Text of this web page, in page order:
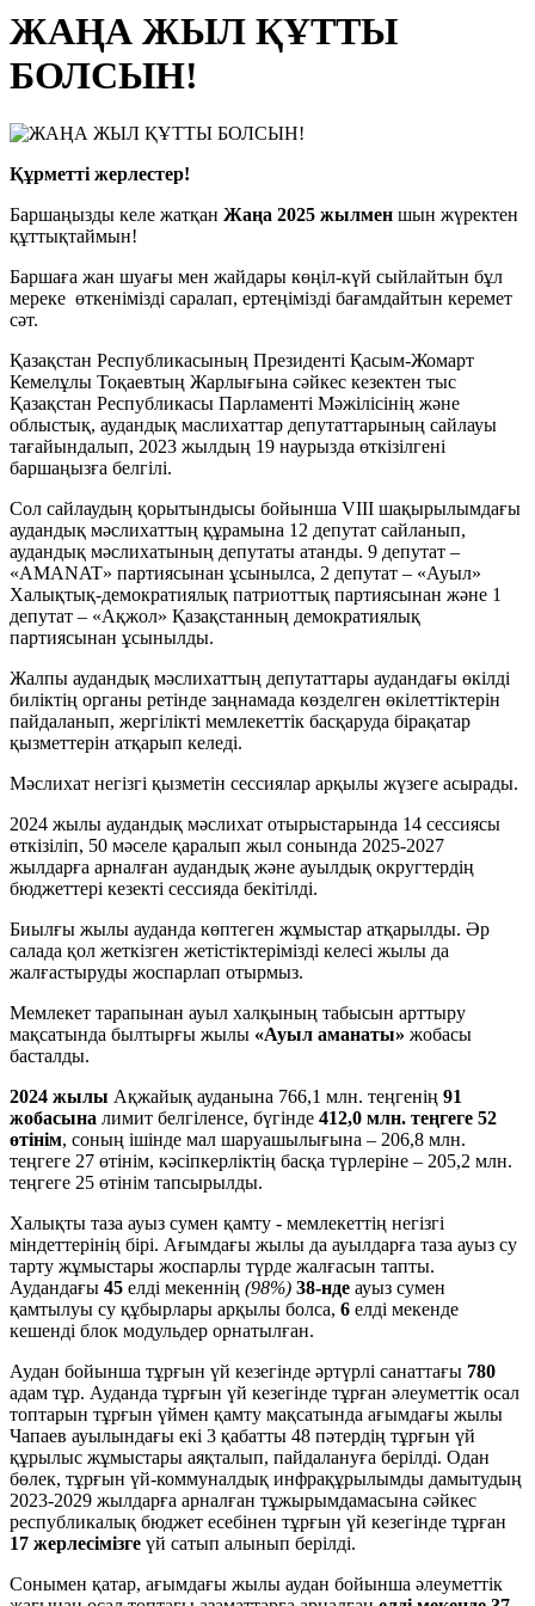
ЖАҢА ЖЫЛ ҚҰТТЫ
БОЛСЫН!
Құрметті жерлестер!
Баршаңызды келе жатқан Жаңа 2025 жылмен шын жүректен
құттықтаймын!
Баршаға жан шуағы мен жайдары көңіл-күй сыйлайтын бұл
мереке өткенімізді саралап, ертеңімізді бағамдайтын керемет
сәт.
Қазақстан Республикасының Президенті Қасым-Жомарт
Кемелұлы Тоқаевтың Жарлығына сәйкес кезектен тыс
Қазақстан Республикасы Парламенті Мәжілісінің және
облыстық, аудандық маслихаттар депутаттарының сайлауы
тағайындалып, 2023 жылдың 19 наурызда өткізілгені
баршаңызға белгілі.
Сол сайлаудың қорытындысы бойынша VIII шақырылымдағы
аудандық мәслихаттың құрамына 12 депутат сайланып,
аудандық мәслихатының депутаты атанды. 9 депутат –
«AMANAT» партиясынан ұсынылса, 2 депутат – «Ауыл»
Халықтық-демократиялық патриоттық партиясынан және 1
депутат – «Ақжол» Қазақстанның демократиялық
партиясынан ұсынылды.
Жалпы аудандық мәслихаттың депутаттары аудандағы өкілді
биліктің органы ретінде заңнамада көзделген өкілеттіктерін
пайдаланып, жергілікті мемлекеттік басқаруда бірақатар
қызметтерін атқарып келеді.
Мәслихат негізгі қызметін сессиялар арқылы жүзеге асырады.
2024 жылы аудандық мәслихат отырыстарында 14 сессиясы
өткізіліп, 50 мәселе қаралып жыл сонында 2025-2027
жылдарға арналған аудандық және ауылдық округтердің
бюджеттері кезекті сессияда бекітілді.
Биылғы жылы ауданда көптеген жұмыстар атқарылды. Әр
салада қол жеткізген жетістіктерімізді келесі жылы да
жалғастыруды жоспарлап отырмыз.
Мемлекет тарапынан ауыл халқының табысын арттыру
мақсатында былтырғы жылы «Ауыл аманаты» жобасы
басталды.
2024 жылы Ақжайық ауданына 766,1 млн. теңгенің 91
жобасына лимит белгіленсе, бүгінде 412,0 млн. теңгеге 52
өтінім, соның ішінде мал шаруашылығына – 206,8 млн.
теңгеге 27 өтінім, кәсіпкерліктің басқа түрлеріне – 205,2 млн.
теңгеге 25 өтінім тапсырылды.
Халықты таза ауыз сумен қамту - мемлекеттің негізгі
міндеттерінің бірі. Ағымдағы жылы да ауылдарға таза ауыз су
тарту жұмыстары жоспарлы түрде жалғасын тапты.
Аудандағы 45 елді мекеннің (98%) 38-нде ауыз сумен
қамтылуы су құбырлары арқылы болса, 6 елді мекенде
кешенді блок модульдер орнатылған.
Аудан бойынша тұрғын үй кезегінде әртүрлі санаттағы 780
адам тұр. Ауданда тұрғын үй кезегінде тұрған әлеуметтік осал
топтарын тұрғын үймен қамту мақсатында ағымдағы жылы
Чапаев ауылындағы екі 3 қабатты 48 пәтердің тұрғын үй
құрылыс жұмыстары аяқталып, пайдалануға берілді. Одан
бөлек, тұрғын үй-коммуналдық инфрақұрылымды дамытудың
2023-2029 жылдарға арналған тұжырымдамасына сәйкес
республикалық бюджет есебінен тұрғын үй кезегінде тұрған
17 жерлесімізге үй сатып алынып берілді.
Сонымен қатар, ағымдағы жылы аудан бойынша әлеуметтік